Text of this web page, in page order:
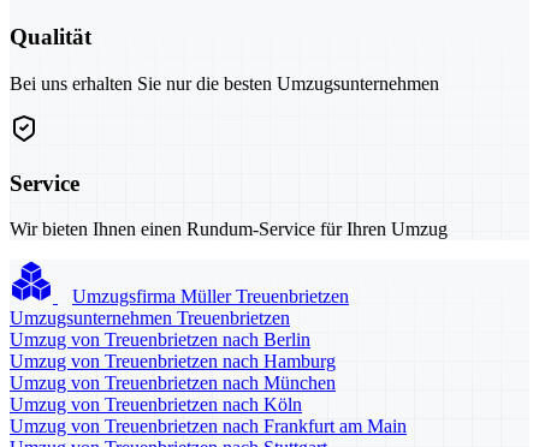
Qualität
Bei uns erhalten Sie nur die besten Umzugsunternehmen
Service
Wir bieten Ihnen einen Rundum-Service für Ihren Umzug
Umzugsfirma Müller Treuenbrietzen
Umzugsunternehmen Treuenbrietzen
Umzug von Treuenbrietzen nach Berlin
Umzug von Treuenbrietzen nach Hamburg
Umzug von Treuenbrietzen nach München
Umzug von Treuenbrietzen nach Köln
Umzug von Treuenbrietzen nach Frankfurt am Main